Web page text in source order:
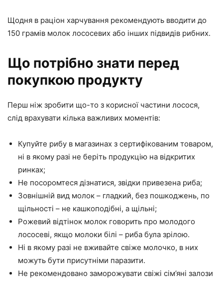
Щодня в раціон харчування рекомендують вводити до
150 грамів молок лососевих або інших підвидів рибних.
Що потрібно знати перед
покупкою продукту
Перш ніж зробити що-то з корисної частини лосося,
слід врахувати кілька важливих моментів:
Купуйте рибу в магазинах з сертифікованим товаром,
ні в якому разі не беріть продукцію на відкритих
ринках;
Не посоромтеся дізнатися, звідки привезена риба;
Зовнішній вид молок – гладкий, без пошкоджень, по
щільності – не кашкоподібні, а щільні;
Рожевий відтінок молок говорить про молодого
лососеві, якщо молоки білі – риба була зрілою.
Ні в якому разі не вживайте свіже молочко, в них
можуть бути присутніми паразити.
Не рекомендовано заморожувати свіжі сім’яні залози